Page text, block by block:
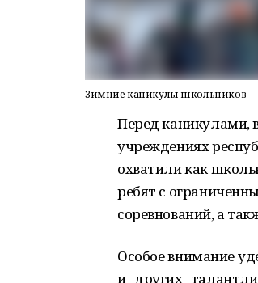
Зимние каникулы школьников
Перед каникулами,
учреждениях
охватили как
ребят с
соревнований, а
Особое внимание
и других